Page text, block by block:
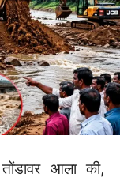
तोंडावर आला की,